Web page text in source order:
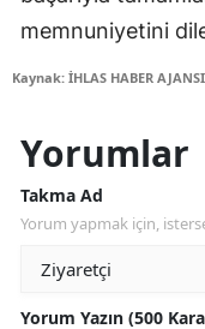
memnuniyetini
Kaynak: İHLAS HABER AJANSI
Yorumlar
Takma Ad
Yorum yapmak için,
Yorum Yazın (500